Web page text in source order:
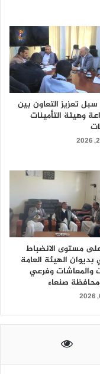
تعزيز التعاون بين
وهيئة التأمينات
على مستوى الانضباط
الهيئة العامة
والمعاشات وفرعي
صنعاء